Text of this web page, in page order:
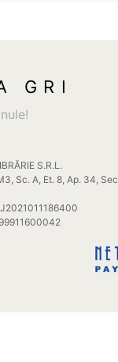
GRI
S.R.L.
Sc. A, Et. 8, Ap. 34,